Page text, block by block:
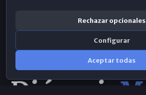
Rechazar opcionales
Configurar
Aceptar todas